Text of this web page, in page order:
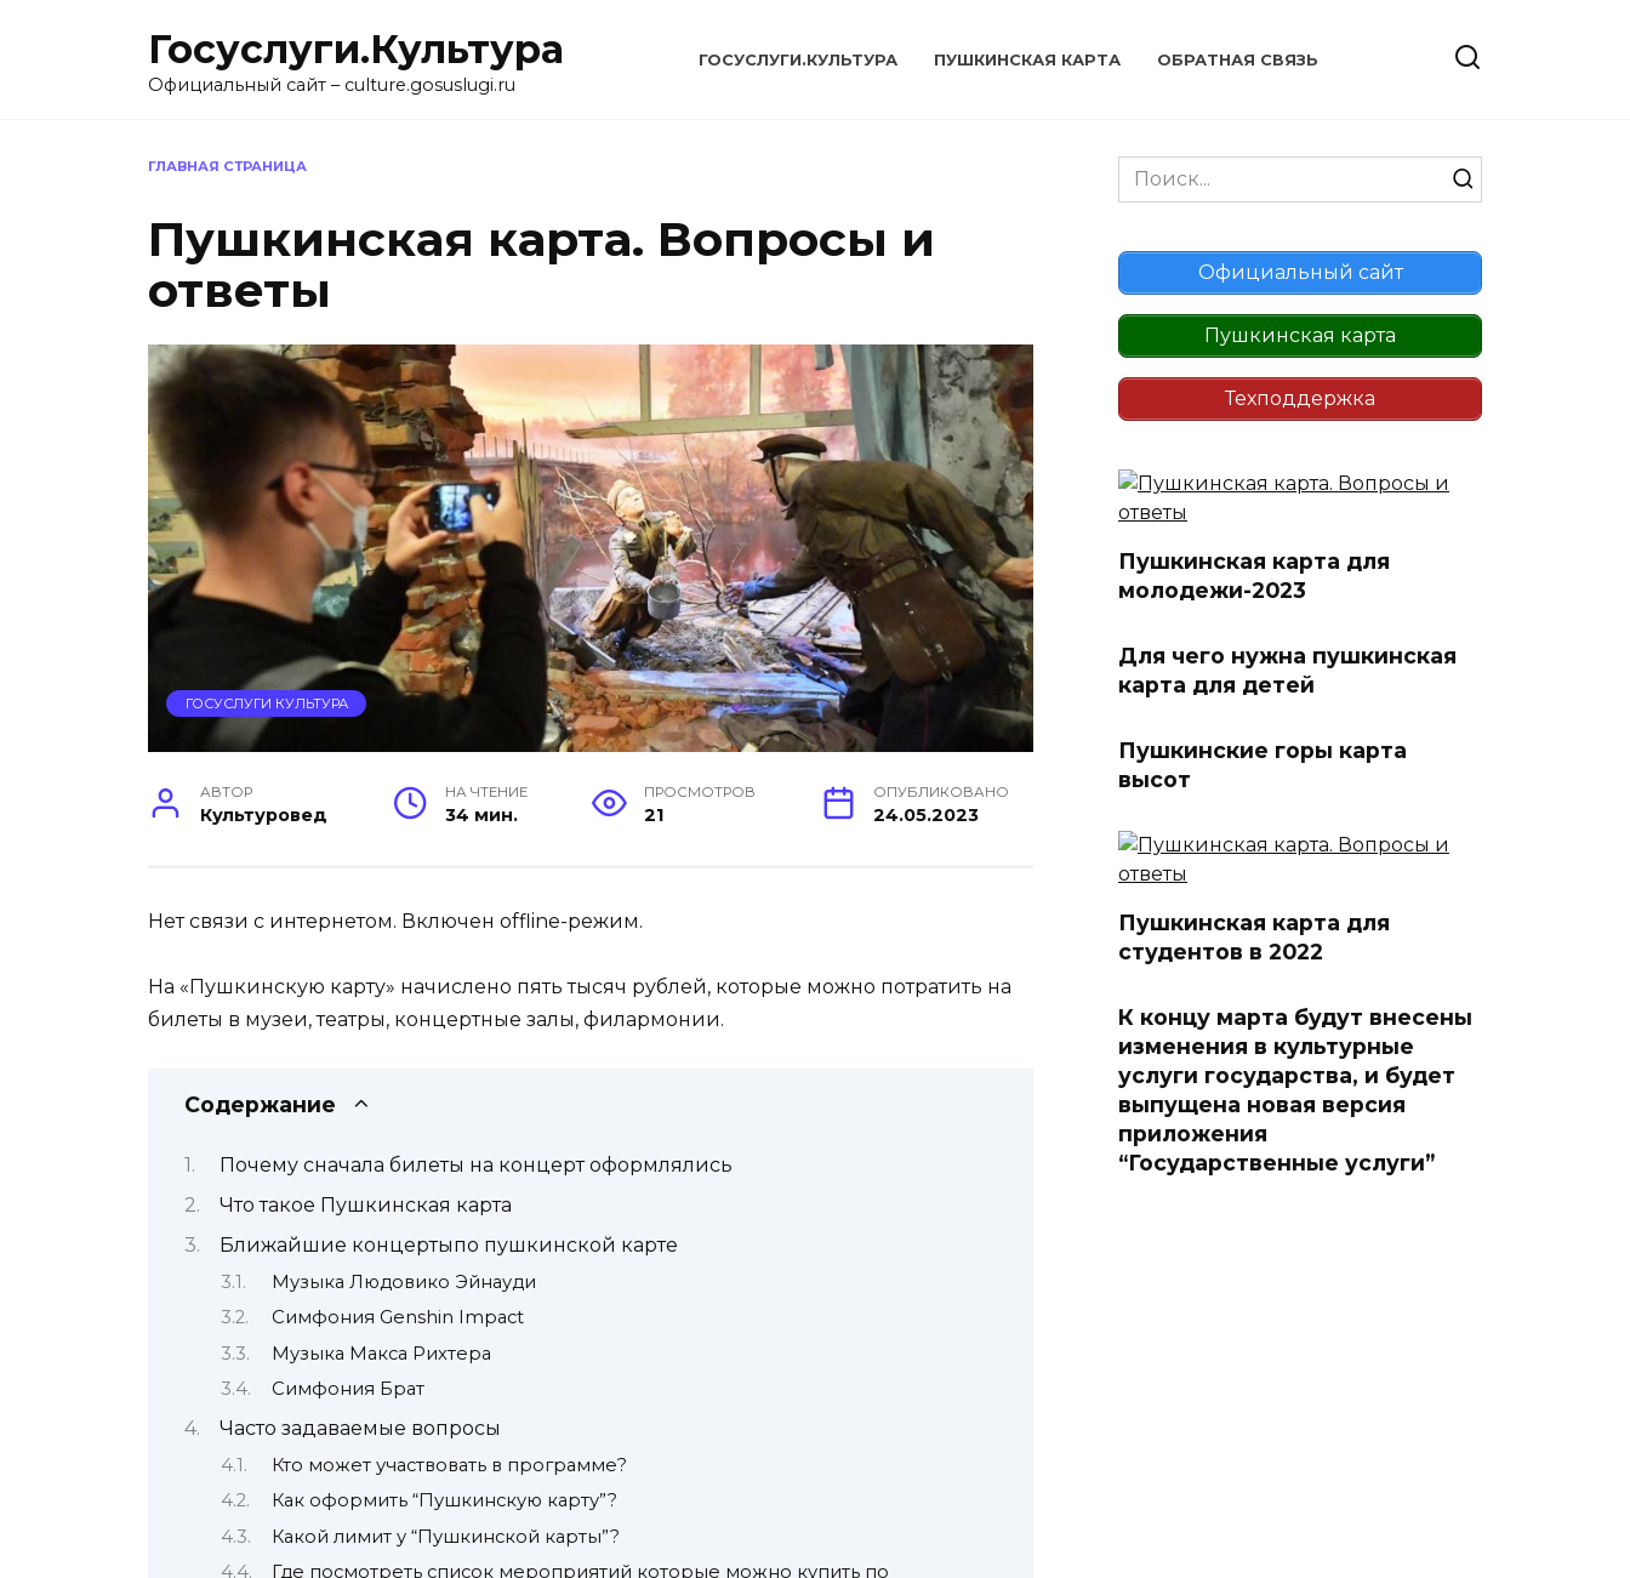
Госуслуги.Культура
Официальный сайт – culture.gosuslugi.ru
ГОСУСЛУГИ.КУЛЬТУРА ПУШКИНСКАЯ КАРТА ОБРАТНАЯ СВЯЗЬ
ГЛАВНАЯ СТРАНИЦА
Пушкинская карта. Вопросы и
ответы
ГОСУСЛУГИ КУЛЬТУРА
АВТОР
Культуровед
НА ЧТЕНИЕ
34 мин.
ПРОСМОТРОВ
21
ОПУБЛИКОВАНО
24.05.2023
Нет связи с интернетом. Включен offline-режим.
На «Пушкинскую карту» начислено пять тысяч рублей, которые можно потратить на
билеты в музеи, театры, концертные залы, филармонии.
Содержание
Почему сначала билеты на концерт оформлялись
Что такое Пушкинская карта
Ближайшие концертыпо пушкинской карте
Музыка Людовико Эйнауди
Симфония Genshin Impact
Музыка Макса Рихтера
Симфония Брат
Часто задаваемые вопросы
Кто может участвовать в программе?
Как оформить “Пушкинскую карту”?
Какой лимит у “Пушкинской карты”?
Где посмотреть список мероприятий которые можно купить по
Search
for:
Официальный сайт
Пушкинская карта
Техподдержка
Пушкинская карта для
молодежи-2023
Для чего нужна пушкинская
карта для детей
Пушкинские горы карта
высот
Пушкинская карта для
студентов в 2022
К концу марта будут внесены
изменения в культурные
услуги государства, и будет
выпущена новая версия
приложения
“Государственные услуги”